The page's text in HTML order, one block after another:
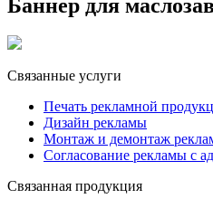
Баннер для
Связанные услуги
Печать рекламной
Дизайн рекламы
Монтаж и демонтаж
Согласование рекламы с
Связанная продукция